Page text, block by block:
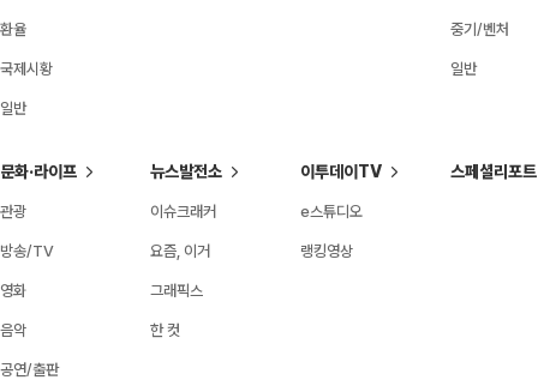
환율
국제시황
일반
중기/벤처
일반
문화·라이프
관광
방송/TV
영화
음악
공연/출판
뉴스발전소
이슈크래커
요즘, 이거
그래픽스
한 컷
이투데이TV
e스튜디오
랭킹영상
스페셜리포트